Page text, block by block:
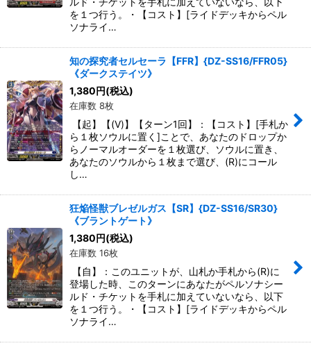
を１つ行う。・【コスト】[ライドデッキからペル
ソナライ…
知の探究者セルセーラ【FFR】{DZ-SS16/FFR05}
《ダークステイツ》
1,380円(税込)
在庫数 8枚
【起】【(V)】【ターン1回】：【コスト】[手札か
ら１枚ソウルに置く]ことで、あなたのドロップか
らノーマルオーダーを１枚選び、ソウルに置き、
あなたのソウルから１枚まで選び、(R)にコール
し…
狂焔怪獣ブレゼルガス【SR】{DZ-SS16/SR30}
《ブラントゲート》
1,380円(税込)
在庫数 16枚
【自】：このユニットが、山札か手札から(R)に
登場した時、このターンにあなたがペルソナシー
ルド・チケットを手札に加えていないなら、以下
を１つ行う。・【コスト】[ライドデッキからペル
ソナライ…